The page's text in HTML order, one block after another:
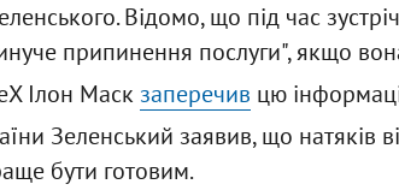
Відомо, що під час
припинення послуги", якщо
Ілон Маск заперечив цю
Зеленський заявив, що
бути готовим.